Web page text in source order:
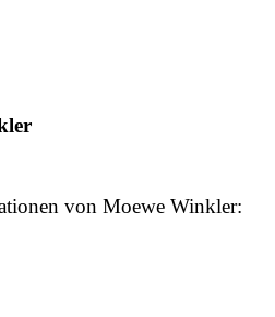
von Moewe Winkler: